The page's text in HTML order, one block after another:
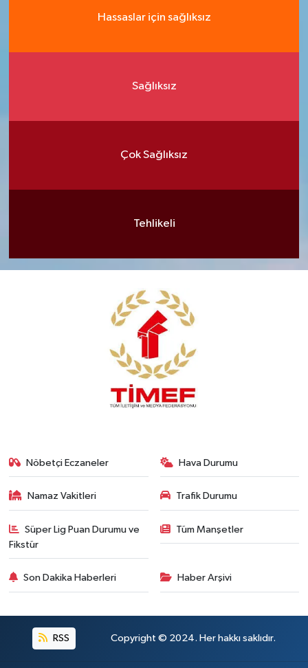
Hassaslar için sağlıksız
Sağlıksız
Çok Sağlıksız
Tehlikeli
Nöbetçi Eczaneler Hava Durumu
Namaz Vakitleri Trafik Durumu
Süper Lig Puan Durumu ve
Fikstür
Tüm Manşetler
Son Dakika Haberleri Haber Arşivi
RSS Copyright © 2024. Her hakkı saklıdır.